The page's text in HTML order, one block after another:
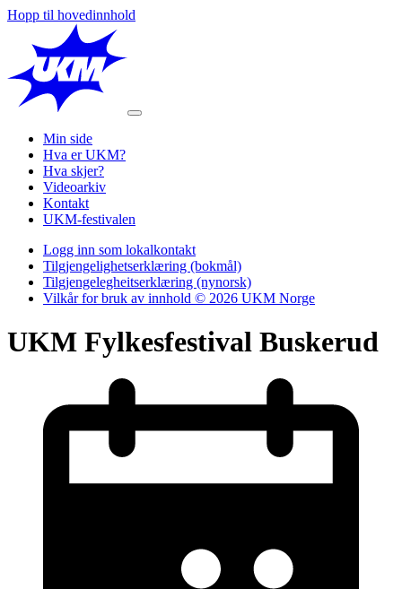
Hopp til hovedinnhold
Min side
Hva er UKM?
Hva skjer?
Videoarkiv
Kontakt
UKM-festivalen
Logg inn som lokalkontakt
Tilgjengelighetserklæring (bokmål)
Tilgjengelegheitserklæring (nynorsk)
Vilkår for bruk av innhold © 2026 UKM Norge
UKM Fylkesfestival Buskerud